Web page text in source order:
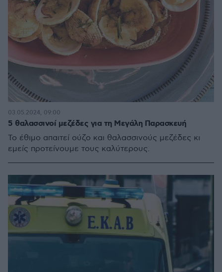
5 θαλασσινοί μεζέδες για τη Μεγάλη Παρασκευή
Το έθιμο απαιτεί ούζο και θαλασσινούς μεζέδες κι
εμείς προτείνουμε τους καλύτερους.
03.05.2024, 09:00